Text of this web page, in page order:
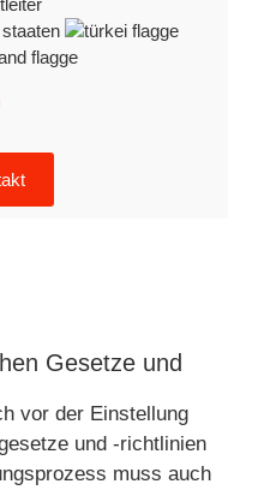
Gesetze und
vor der Einstellung
und -richtlinien
muss auch